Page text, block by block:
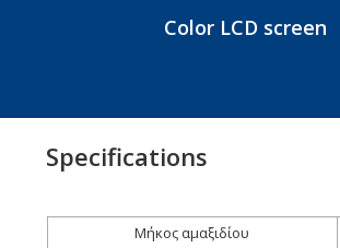
Color LCD screen
Specifications
Μήκος αμαξιδίου